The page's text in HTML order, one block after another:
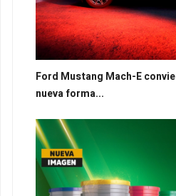
Ford Mustang Mach-E
nueva forma...